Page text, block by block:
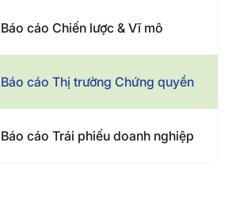
Báo cáo Chiến lược & Vĩ mô
Báo cáo Thị trường Chứng quyền
Báo cáo Trái phiếu doanh nghiệp